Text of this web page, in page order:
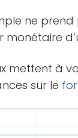
ne prend
monétaire
mettent à
sur le